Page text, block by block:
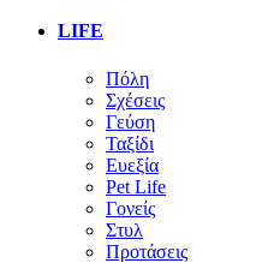
LIFE
Πόλη
Σχέσεις
Γεύση
Ταξίδι
Ευεξία
Pet Life
Γονείς
Στυλ
Προτάσεις